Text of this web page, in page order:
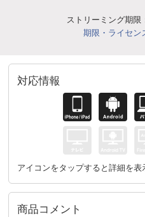
ストリーミング期限
期限・ライセン
対応情報
アイコンをタップすると詳細を表
商品コメント